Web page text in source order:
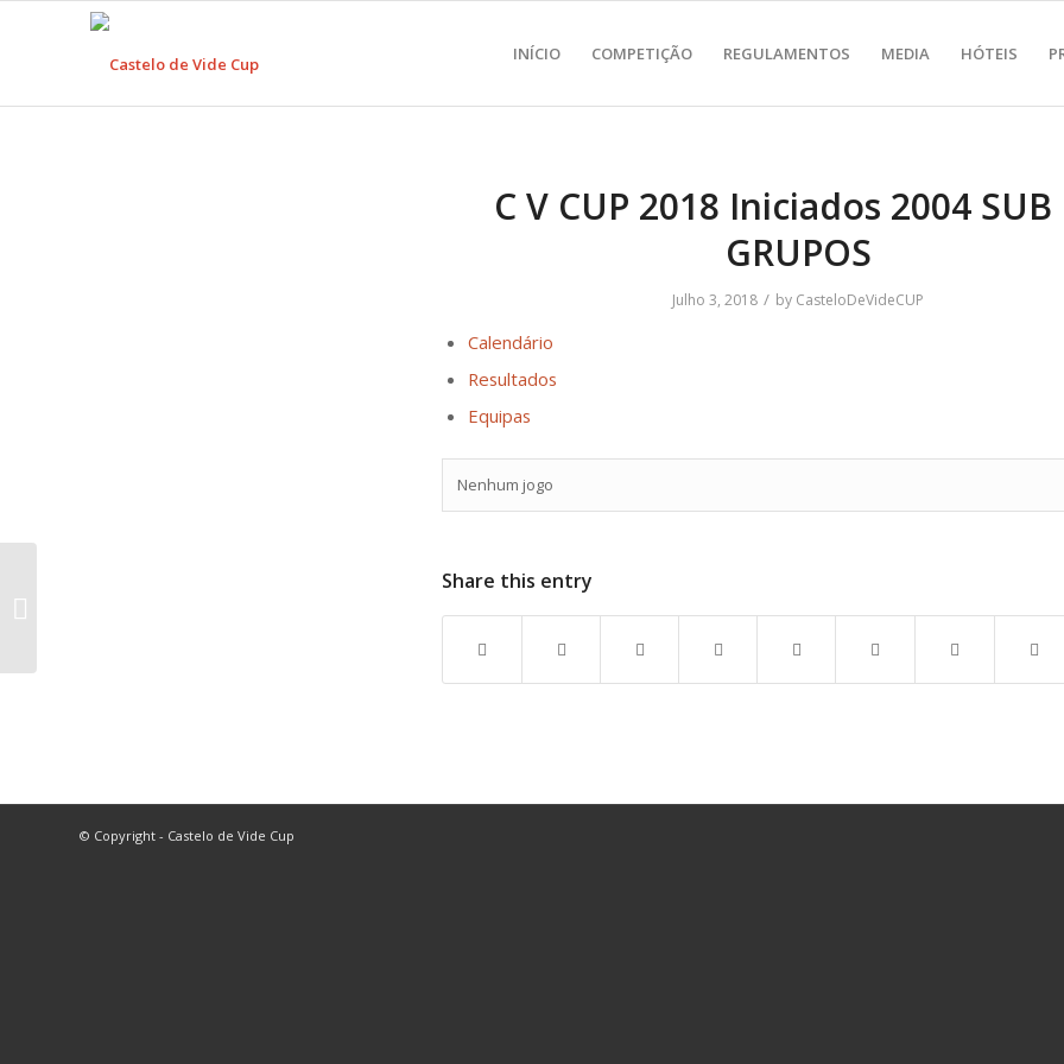
INÍCIO COMPETIÇÃO REGULAMENTOS MEDIA HÓTEIS
C V CUP 2018 Iniciados 2004 SUB
GRUPOS
Julho 3, 2018 / by CasteloDeVideCUP
Calendário
Resultados
Equipas
Nenhum jogo
Share this entry
© Copyright - Castelo de Vide Cup